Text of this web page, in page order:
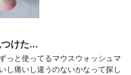
けた...
っと使ってるマウスウォッシュマ
し痛いし違うのないかなって探し